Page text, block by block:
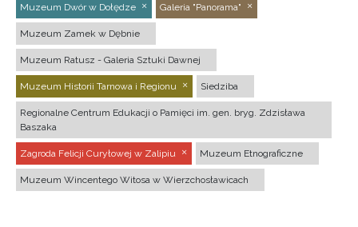
Muzeum Dwór w Dołędze Galeria "Panorama"
Muzeum Zamek w Dębnie
Muzeum Ratusz - Galeria Sztuki Dawnej
Muzeum Historii Tarnowa i Regionu Siedziba
Regionalne Centrum Edukacji o Pamięci im. gen. bryg. Zdzisława
Baszaka
Zagroda Felicji Curyłowej w Zalipiu Muzeum Etnograficzne
Muzeum Wincentego Witosa w Wierzchosławicach